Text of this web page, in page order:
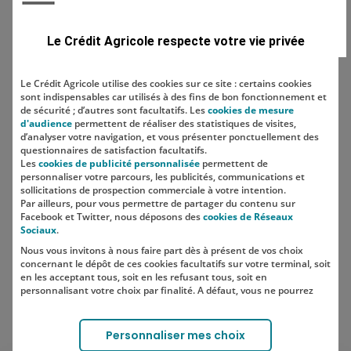
Localisation
SUIVEZ-NOUS SUR LES RÉSEAUX
SOCIAUX
Lien vers le compte Instagram
Lien vers le compte TikTok
Le Crédit Agricole respecte votre vie privée
Le Crédit Agricole utilise des cookies sur ce site : certains cookies
sont indispensables car utilisés à des fins de bon fonctionnement et
de sécurité ; d’autres sont facultatifs. Lescookies de mesure
d'audience permettent de réaliser des statistiques de visites,
d’analyser votre navigation, et vous présenter ponctuellement des
questionnaires de satisfaction facultatifs.
Lescookies de publicité personnalisée permettent de
personnaliser votre parcours, les publicités, communications et
sollicitations de prospection commerciale à votre intention.
Par ailleurs, pour vous permettre de partager du contenu sur
Facebook et Twitter, nous déposons descookies de Réseaux
Sociaux.
Nous vous invitons à nous faire part dès à présent de vos choix
concernant le dépôt de ces cookies facultatifs sur votre terminal, soit
en les acceptant tous, soit en les refusant tous, soit en
personnalisant votre choix par finalité. A défaut, vous ne pourrez
Votre choix est libre et peut être modifié à tout moment, en cliquant
sur le lien "Cookies", en bas de page.
Personnaliser mes choix